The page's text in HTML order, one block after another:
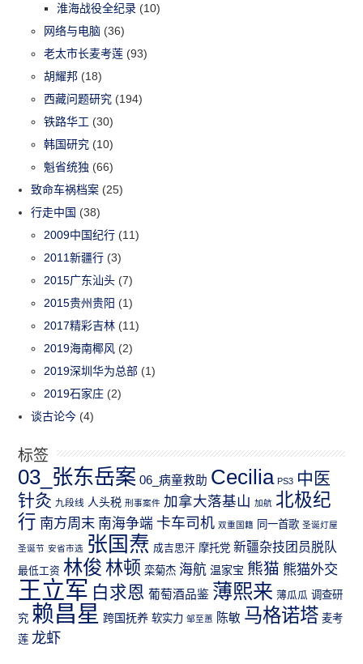
淮海战役全纪录 (10)
网络与电脑 (36)
老太市长麦考莲 (93)
胡耀邦 (18)
西藏问题研究 (194)
铁路华工 (30)
韩国研究 (10)
魁省统独 (66)
致命车祸档案 (25)
行走中国 (38)
2009中国纪行 (11)
2011新疆行 (3)
2015广东汕头 (7)
2015贵州贵阳 (1)
2017精彩吉林 (11)
2019海南椰风 (2)
2019深圳华为总部 (1)
2019石家庄 (2)
谈古论今 (4)
标签
03_张东岳案 06_病童救助 Cecilia PS3 中医
针灸 九段线 人头税 刑事案件 加拿大落基山 加航 北极纪
行 南方周末 南海争端 卡车司机 双重国籍 同一首歌 圣诞灯屋
圣诞节 安省市选 张国焘 成吉思汗 摩托党 新疆杂技团员脱队
最低工资 林俊 林顿 栾菊杰 海航 温家宝 熊猫 熊猫外交
王立军 白求恩 葡萄酒品鉴 薄熙来 薄瓜瓜 调查研
究 赖昌星 跨国抚养 软实力 邹至蕙 陈敏 马格诺塔 麦考
莲 龙虾